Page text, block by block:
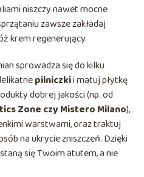
niszczy nawet mocne
zawsze zakładaj
krem regenerujący.
sprowadza się do kilku
pilniczkii matuj płytkę
dobrej jakości (np. od
Zone czy Mistero Milano),
warstwami, oraz traktuj
na ukrycie zniszczeń. Dzięki
staną się Twoim atutem, a nie